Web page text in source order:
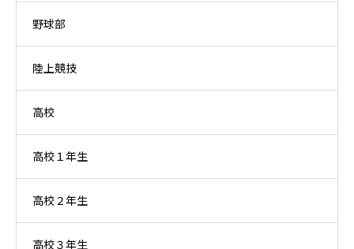
野球部
陸上競技
高校
高校１年生
高校２年生
高校３年生